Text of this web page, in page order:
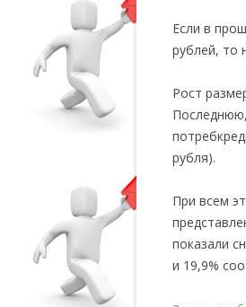
Если в
рублей, то
Рост
рубля).
При всем
показали
и 19,9%